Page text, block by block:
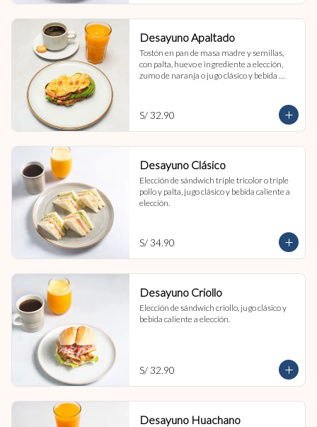
Desayuno Apaltado
Tostón en pan de masa madre y semillas,
con palta, huevo e ingrediente a elección,
zumo de naranja o jugo clásico y bebida
S/ 32.90
Desayuno Clásico
Elección de sándwich triple tricolor o triple
pollo y palta, jugo clásico y bebida caliente a
elección.
S/ 34.90
Desayuno Criollo
Elección de sándwich criollo, jugo clásico y
bebida caliente a elección.
S/ 32.90
Desayuno Huachano